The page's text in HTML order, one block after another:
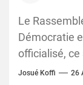
Le
Démocratie
officialisé, ce
plusieurs
Josué Koffi 26